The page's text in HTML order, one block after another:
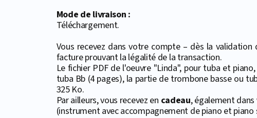
Mode de livraison :
Téléchargement.
Vous recevez dans votre compte – dès la
facture prouvant la légalité de la transaction.
Le fichier PDF de l'oeuvre "Linda", pour tuba et
tuba Bb (4 pages), la partie de trombone basse ou
325 Ko.
Par ailleurs, vous recevez en cadeau, également
(instrument avec accompagnement de piano et piano